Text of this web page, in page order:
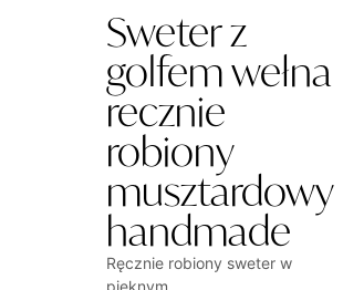
Sweter z
golfem wełna
recznie
robiony
musztardowy
handmade
Ręcznie robiony sweter w